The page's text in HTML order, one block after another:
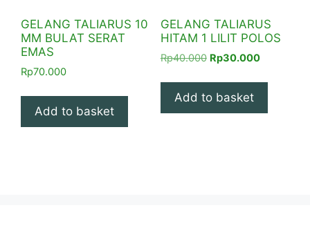
GELANG TALIARUS 10
MM BULAT SERAT
EMAS
Rp70.000
Add to basket
GELANG TALIARUS
HITAM 1 LILIT POLOS
Rp40.000 Original
was:
Rp40.000.
Rp30.000Current
is:
Add to basket